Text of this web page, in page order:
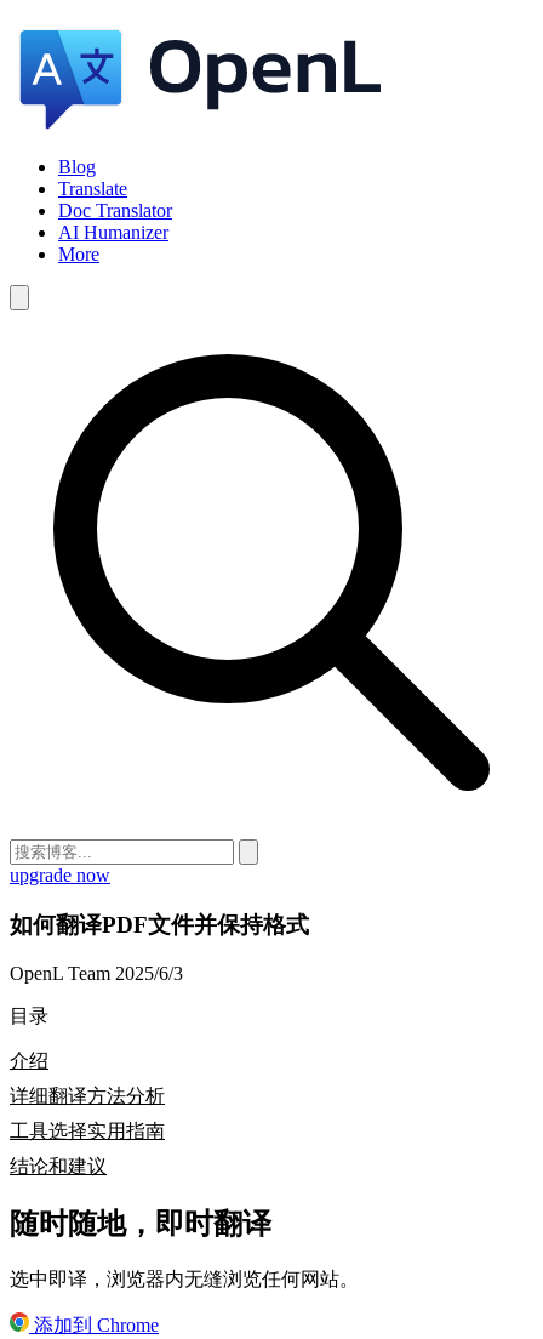
Blog
Translate
Doc Translator
AI Humanizer
More
upgrade now
如何翻译PDF文件并保持格式
OpenL Team 2025/6/3
目录
介绍
详细翻译方法分析
工具选择实用指南
结论和建议
随时随地，即时翻译
选中即译，浏览器内无缝浏览任何网站。
添加到 Chrome